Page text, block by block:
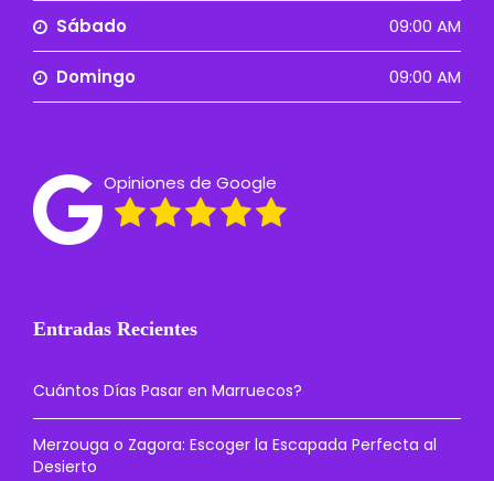
Sábado 09:00 AM
Domingo 09:00 AM
Opiniones de Google
Entradas Recientes
Cuántos Días Pasar en Marruecos?
Merzouga o Zagora: Escoger la Escapada Perfecta al
Desierto